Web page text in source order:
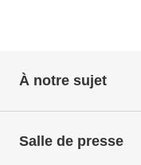
À notre sujet
Salle de presse